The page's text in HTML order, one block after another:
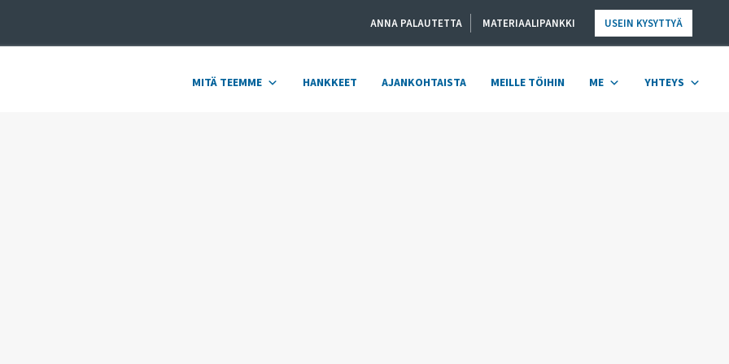
ANNA PALAUTETTA MATERIAALIPANKKI USEIN KYSYTTYÄ
MITÄ TEEMME HANKKEET AJANKOHTAISTA MEILLE TÖIHIN ME YHTEYS